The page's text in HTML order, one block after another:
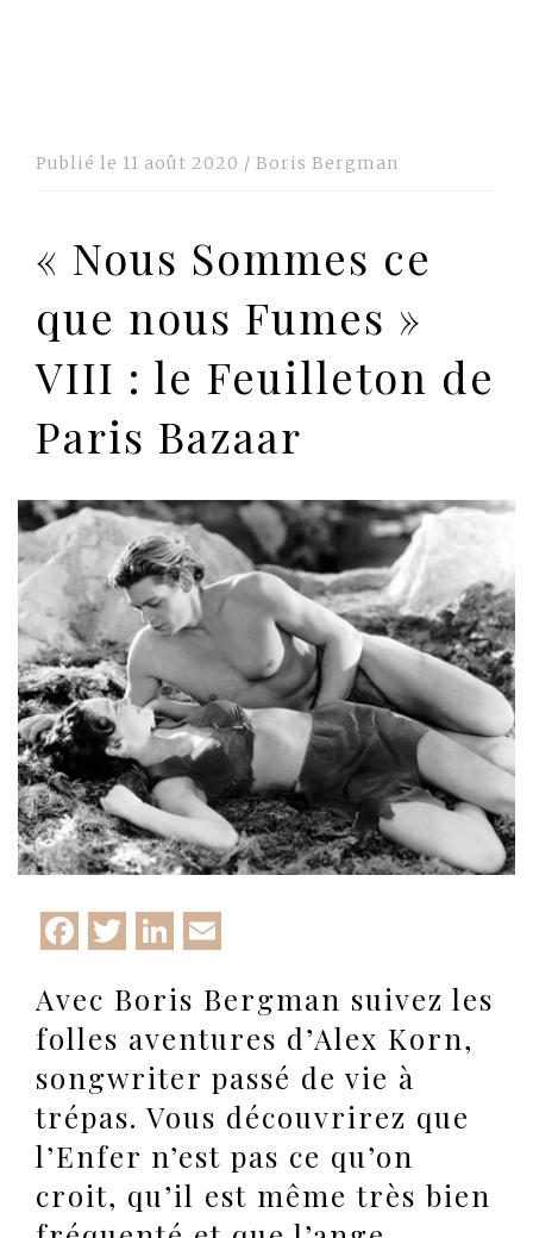
Publié le 11 août 2020 / Boris Bergman
« Nous Sommes ce
que nous Fumes »
VIII : le Feuilleton de
Paris Bazaar
Facebook
Twitter
LinkedIn
Avec Boris Bergman suivez les
folles aventures d’Alex Korn,
songwriter passé de vie à
trépas. Vous découvrirez que
l’Enfer n’est pas ce qu’on
croit, qu’il est même très bien